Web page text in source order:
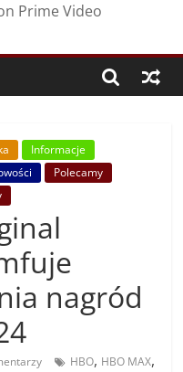
Prime Video
Informacje
Polecamy
nagród
HBO, HBO MAX,